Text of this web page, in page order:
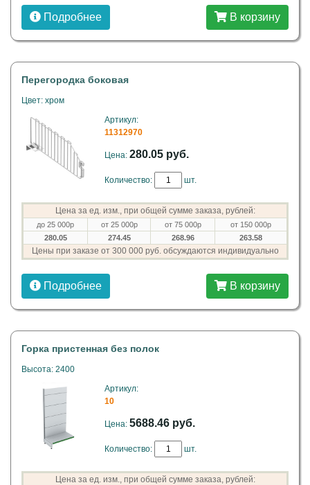
Подробнее В корзину
Перегородка боковая
Цвет: хром
Артикул:
11312970
Цена: 280.05 руб.
Количество: шт.
Цена за ед. изм., при общей сумме заказа, рублей:
до 25 000р от 25 000р от 75 000р
от 150 000р
280.05
274.45 268.96 263.58
Цены при заказе от 300 000 руб. обсуждаются индивидуально
Подробнее В корзину
Горка пристенная без полок
Высота: 2400
Артикул:
10
Цена: 5688.46 руб.
Количество: шт.
Цена за ед. изм., при общей сумме заказа, рублей: